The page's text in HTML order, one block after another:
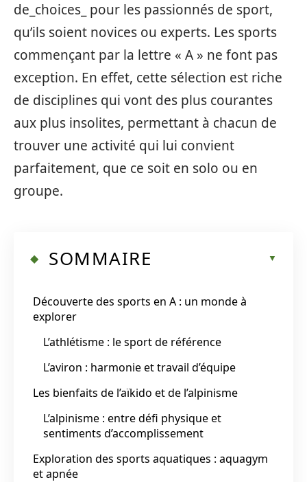
de_choices_ pour les passionnés de sport,
qu’ils soient novices ou experts. Les sports
commençant par la lettre « A » ne font pas
exception. En effet, cette sélection est riche
de disciplines qui vont des plus courantes
aux plus insolites, permettant à chacun de
trouver une activité qui lui convient
parfaitement, que ce soit en solo ou en
groupe.
SOMMAIRE
Découverte des sports en A : un monde à
explorer
L’athlétisme : le sport de référence
L’aviron : harmonie et travail d’équipe
Les bienfaits de l’aïkido et de l’alpinisme
L’alpinisme : entre défi physique et
sentiments d’accomplissement
Exploration des sports aquatiques : aquagym
et apnée